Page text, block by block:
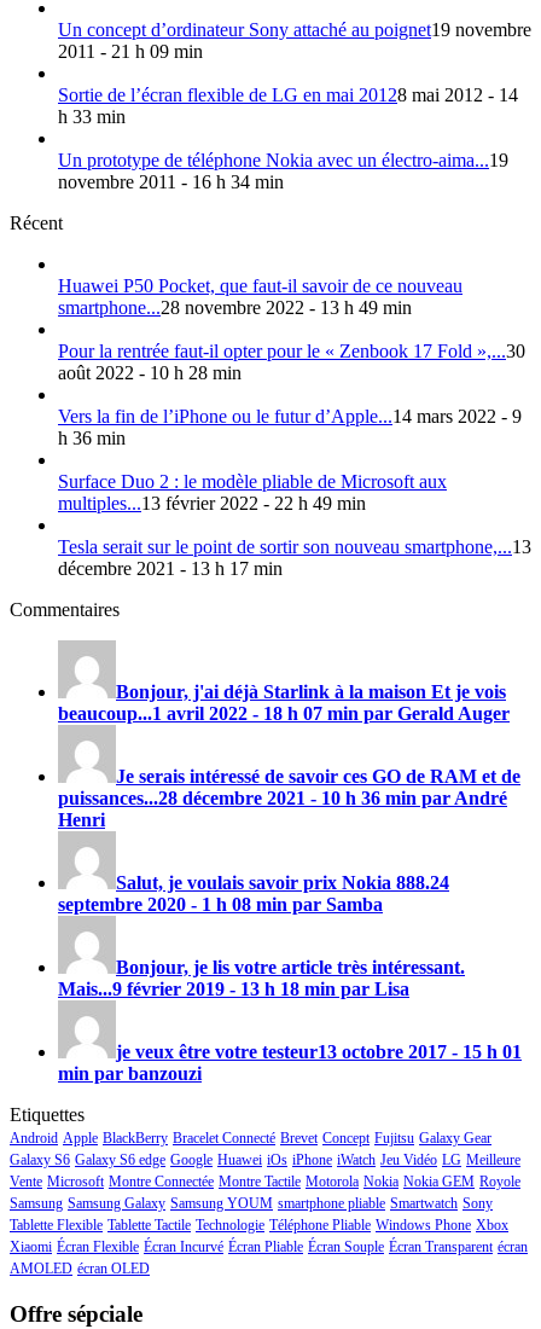
Un concept d’ordinateur Sony attaché au poignet19 novembre
2011 - 21 h 09 min
Sortie de l’écran flexible de LG en mai 20128 mai 2012 - 14
h 33 min
Un prototype de téléphone Nokia avec un électro-aima...19
novembre 2011 - 16 h 34 min
Récent
Huawei P50 Pocket, que faut-il savoir de ce nouveau
smartphone...28 novembre 2022 - 13 h 49 min
Pour la rentrée faut-il opter pour le « Zenbook 17 Fold »,...30
août 2022 - 10 h 28 min
Vers la fin de l’iPhone ou le futur d’Apple...14 mars 2022 - 9
h 36 min
Surface Duo 2 : le modèle pliable de Microsoft aux
multiples...13 février 2022 - 22 h 49 min
Tesla serait sur le point de sortir son nouveau smartphone,...13
décembre 2021 - 13 h 17 min
Commentaires
Bonjour, j'ai déjà Starlink à la maison Et je vois
beaucoup...1 avril 2022 - 18 h 07 min par Gerald Auger
Je serais intéressé de savoir ces GO de RAM et de
puissances...28 décembre 2021 - 10 h 36 min par André
Henri
Salut, je voulais savoir prix Nokia 888.24
septembre 2020 - 1 h 08 min par Samba
Bonjour, je lis votre article très intéressant.
Mais...9 février 2019 - 13 h 18 min par Lisa
je veux être votre testeur13 octobre 2017 - 15 h 01
min par banzouzi
Etiquettes
Android Apple BlackBerry Bracelet Connecté Brevet Concept Fujitsu Galaxy Gear
Galaxy S6 Galaxy S6 edge Google Huawei iOs iPhone iWatch Jeu Vidéo LG Meilleure
Vente Microsoft Montre Connectée Montre Tactile Motorola Nokia Nokia GEM Royole
Samsung Samsung Galaxy Samsung YOUM smartphone pliable Smartwatch Sony
Tablette Flexible Tablette Tactile Technologie Téléphone Pliable Windows Phone Xbox
Xiaomi Écran Flexible Écran Incurvé Écran Pliable Écran Souple Écran Transparent écran
AMOLED écran OLED
Offre sépciale